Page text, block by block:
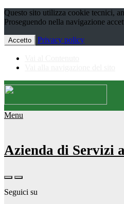
Questo sito utilizza cookie tecnici,
Proseguendo nella navigazione
Accetto Privacy policy
Menu
Azienda di Servizi
Seguici su